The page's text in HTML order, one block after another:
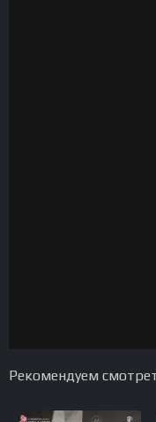
Рекомендуем